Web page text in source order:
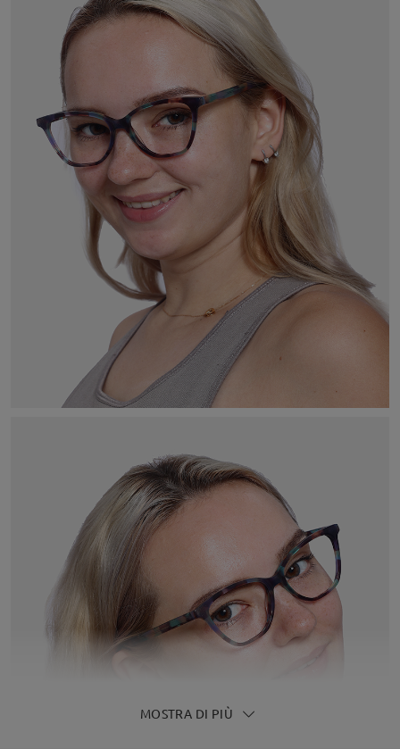
MOSTRA DI PIÙ